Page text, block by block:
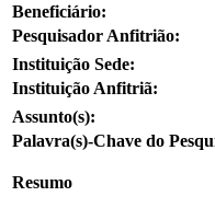
Beneficiário:
Pesquisador Anfitrião:
Instituição Sede:
Instituição Anfitriã:
Assunto(s):
Palavra(s)-Chave do
Resumo